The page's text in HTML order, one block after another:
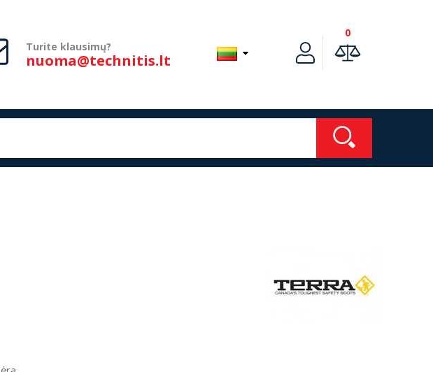
Turite klausimų?
nuoma@technitis.lt
0